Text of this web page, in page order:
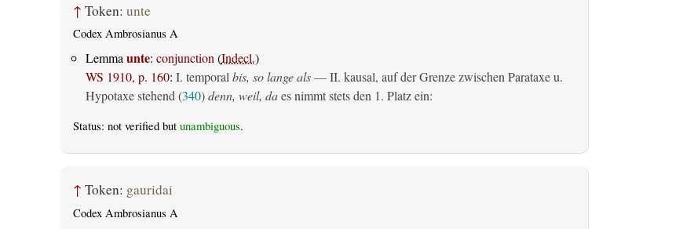
↑ Token: unte
Codex Ambrosianus A
Lemma unte: conjunction (Indecl.)
WS 1910, p. 160: I. temporal bis, so lange als— II. kausal, auf der Grenze zwischen Parataxe u.
Hypotaxe stehend (340)denn, weil, daes nimmt stets den 1. Platz ein:
Status: not verified but unambiguous.
↑ Token: gauridai
Codex Ambrosianus A